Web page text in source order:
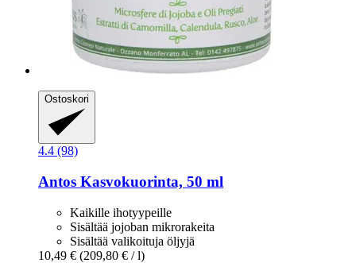
Ostoskori
4.4 (98)
Antos Kasvokuorinta, 50 ml
Kaikille ihotyypeille
Sisältää jojoban mikrorakeita
Sisältää valikoituja öljyjä
10,49 € (209,80 € / l)